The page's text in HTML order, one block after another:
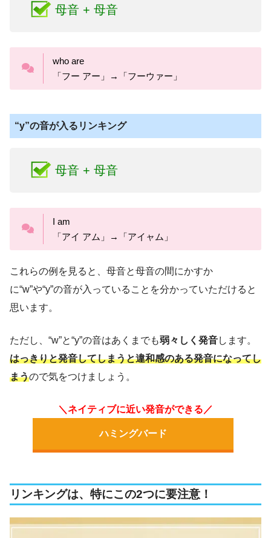
母音 + 母音
who are
「フー アー」→「フーウァー」
“y”の音が入るリンキング
母音 + 母音
I am
「アイ アム」→「アイャム」
これらの例を見ると、母音と母音の間にかすか
に“w”や“y”の音が入っていることを分かっていただけると
思います。
ただし、“w”と“y”の音はあくまでも弱々しく発音します。
はっきりと発音してしまうと違和感のある発音になってし
まうので気をつけましょう。
＼ネイティブに近い発音ができる／
ハミングバード
リンキングは、特にこの2つに要注意！